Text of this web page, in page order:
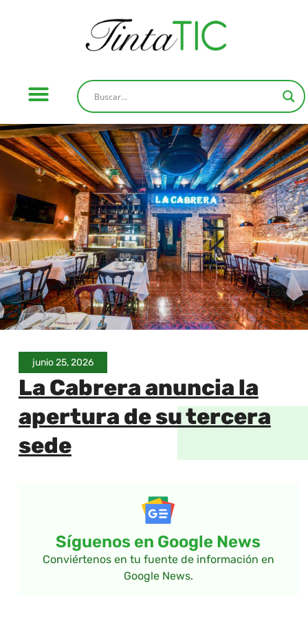
junio 25, 2026
La Cabrera anuncia la
apertura de su tercera
sede
Síguenos en Google News
Conviértenos en tu fuente de información en
Google News.